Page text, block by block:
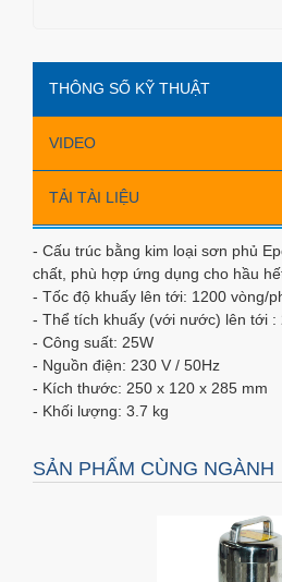
THÔNG SỐ KỸ THUẬT
VIDEO
TẢI TÀI LIỆU
- Cấu trúc bằng kim loại sơn phủ
chất, phù hợp ứng dụng cho hầu
- Tốc độ khuấy lên tới: 1200 vòng/
- Thể tích khuấy (với nước) lên tới :
- Công suất: 25W
- Nguồn điện: 230 V / 50Hz
- Kích thước: 250 x 120 x 285 mm
- Khối lượng: 3.7 kg
SẢN PHẨM CÙNG NGÀNH